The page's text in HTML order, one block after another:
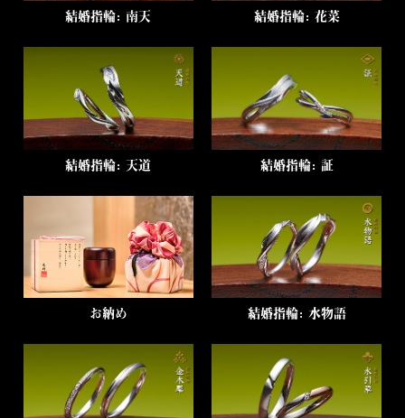
結婚指輪：南天 結婚指輪：花菜
結婚指輪：天道 結婚指輪：証
お納め 結婚指輪：水物語